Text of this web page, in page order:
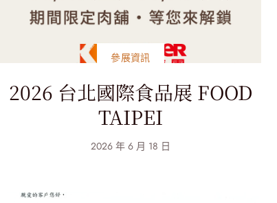
參展資訊
2026 台北國際食品展 FOOD
TAIPEI
2026 年 6 月 18 日